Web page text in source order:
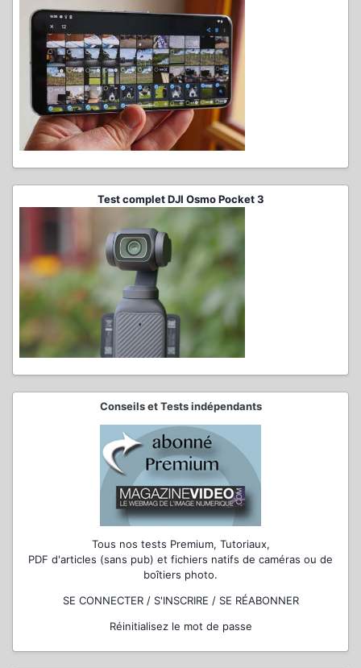
Test complet DJI Osmo Pocket 3
Conseils et Tests indépendants
Tous nos tests Premium, Tutoriaux,
PDF d'articles (sans pub) et fichiers natifs de caméras ou de
boîtiers photo.
SE CONNECTER / S'INSCRIRE / SE RÉABONNER
Réinitialisez le mot de passe